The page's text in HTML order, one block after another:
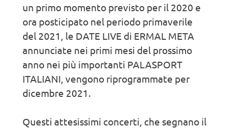
un primo momento previsto per il 2020 e
ora posticipato nel periodo primaverile
del 2021, le DATE LIVE di ERMAL META
annunciate nei primi mesi del prossimo
anno nei più importanti PALASPORT
ITALIANI, vengono riprogrammate per
dicembre 2021.
Questi attesissimi concerti, che segnano il